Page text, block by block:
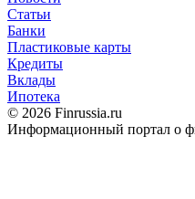
Статьи
Банки
Пластиковые карты
Кредиты
Вклады
Ипотека
© 2026 Finrussia.ru
Информационный портал о